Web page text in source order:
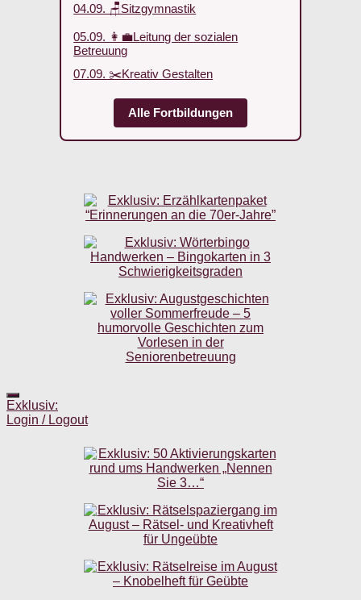
04.09. 🪑Sitzgymnastik
05.09. 👩‍💼Leitung der sozialen
Betreuung
07.09. ✂️Kreativ Gestalten
Alle Fortbildungen
Exklusiv:
Login / Logout